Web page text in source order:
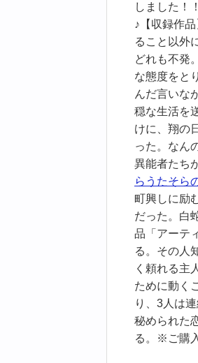
しました！
♪【収録作
ること以外
どれも不発
な態度をと
んだ言いな
穏な生活を
けに、翔の
った。なん
異能者たち
らうたそら
町興しに励
だった。白
品「アーテ
る。その人
く頼れる主
ために動く
り、3人は
秘められた
る。※ご購